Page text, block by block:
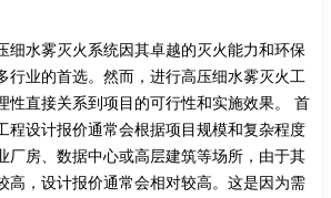
细水雾灭火系统因其卓越的灭火能力和环保
行业的首选。然而，进行高压细水雾灭火工
性直接关系到项目的可行性和实施效果。 首
程设计报价通常会根据项目规模和复杂程度
厂房、数据中心或高层建筑等场所，由于其
高，设计报价通常会相对较高。这是因为需